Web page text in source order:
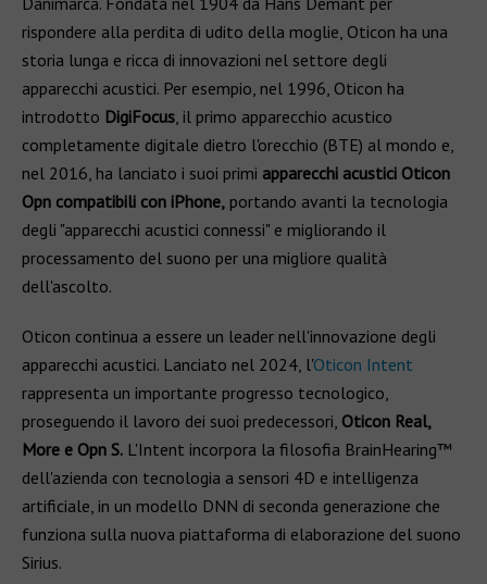
rispondere alla perdita di udito della moglie, Oticon ha una
storia lunga e ricca di innovazioni nel settore degli
apparecchi acustici. Per esempio, nel 1996, Oticon ha
introdotto DigiFocus , il primo apparecchio acustico
completamente digitale dietro l'orecchio (BTE) al mondo e,
nel 2016, ha lanciato i suoi primi apparecchi acustici Oticon
Opn compatibili con iPhone, portando avanti la tecnologia
degli "apparecchi acustici connessi" e migliorando il
processamento del suono per una migliore qualità
dell'ascolto.
Oticon continua a essere un leader nell'innovazione degli
apparecchi acustici. Lanciato nel 2024, l'Oticon Intent
rappresenta un importante progresso tecnologico,
proseguendo il lavoro dei suoi predecessori, Oticon Real,
More e Opn S. L'Intent incorpora la filosofia BrainHearing™
dell'azienda con tecnologia a sensori 4D e intelligenza
artificiale, in un modello DNN di seconda generazione che
funziona sulla nuova piattaforma di elaborazione del suono
Sirius.